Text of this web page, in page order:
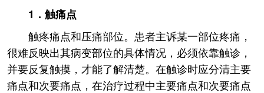
1．触痛点
触疼痛点和压痛部位。患者主诉某一部位疼痛，
很难反映出其病变部位的具体情况，必须依靠触诊，
并要反复触摸，才能了解清楚。在触诊时应分清主要
痛点和次要痛点，在治疗过程中主要痛点和次要痛点